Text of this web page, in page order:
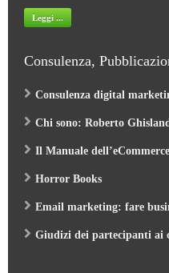
Leggi ...
Consulenza,
Consulenza digital
Chi sono: Roberto
Il Manuale dell’eCommerce
Horror Books
Email marketing: fare
Giudizi dei partecipanti ai